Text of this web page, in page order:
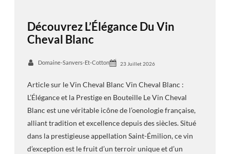
Découvrez L’Élégance Du Vin
Cheval Blanc
Domaine-Sanvers-Et-Cotton 23 Juillet 2026
Article sur le Vin Cheval Blanc Vin Cheval Blanc :
L’Élégance et la Prestige en Bouteille Le Vin Cheval
Blanc est une véritable icône de l’oenologie française,
alliant tradition et excellence depuis des siècles. Situé
dans la prestigieuse appellation Saint-Émilion, ce vin
d’exception est le fruit d’un terroir unique et d’un